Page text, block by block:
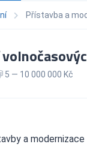
Přístavba a
5 — 10 000 000 Kč
a modernizace